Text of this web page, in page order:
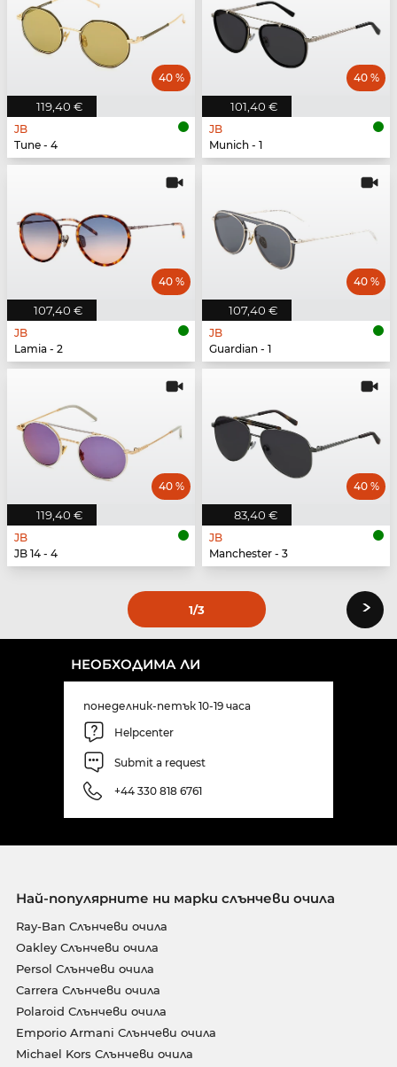
119,40 €
40 %
JB
Tune - 4
101,40 €
40 %
JB
Munich - 1
107,40 €
40 %
JB
Lamia - 2
107,40 €
40 %
JB
Guardian - 1
119,40 €
40 %
JB
JB 14 - 4
83,40 €
40 %
JB
Manchester - 3
1/3 ›
НЕОБХОДИМА ЛИ
понеделник-петък 10-19 часа
Helpcenter
Submit a request
+44 330 818 6761
Най-популярните ни марки слънчеви очила
Ray-Ban Слънчеви очила
Oakley Слънчеви очила
Persol Слънчеви очила
Carrera Слънчеви очила
Polaroid Слънчеви очила
Emporio Armani Слънчеви очила
Michael Kors Слънчеви очила